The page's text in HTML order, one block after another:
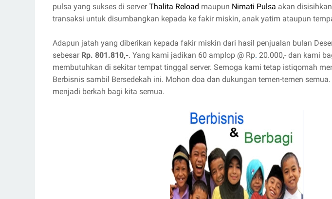
pulsa yang sukses di serverThalita Reload maupun Nimati Pulsa akan
transaksi untuk disumbangkan kepada ke fakir miskin, anak yatim ataupun
Adapun jatah yang diberikan kepada fakir miskin dari hasil penjualan bulan
sebesar Rp. 801.810,-. Yang kami jadikan 60 amplop @ Rp. 20.000,- dan kami
membutuhkan di sekitar tempat tinggal server. Semoga kami tetap istiqomah
Berbisnis sambil Bersedekah ini. Mohon doa dan dukungan temen-temen
menjadi berkah bagi kita semua.